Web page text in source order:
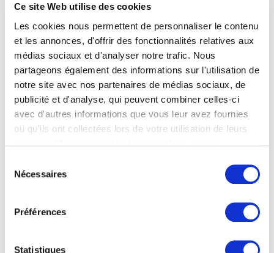
Ce site Web utilise des cookies
Les cookies nous permettent de personnaliser le contenu
et les annonces, d'offrir des fonctionnalités relatives aux
médias sociaux et d'analyser notre trafic. Nous
partageons également des informations sur l'utilisation de
notre site avec nos partenaires de médias sociaux, de
publicité et d'analyse, qui peuvent combiner celles-ci
avec d'autres informations que vous leur avez fournies
ou qu'ils ont collectées lors de votre utilisation de leurs
Nécessaires
Préférences
Statistiques
workflow d’automatisation.
Pourquoi participer ?
Gagnez du temps : Libérez-vous de tâches
répétitives et fastidieuses.
besoin de compétences techniques avancées.
Optimisez votre quotidien : Gérez vos emails
plus efficacement tout en gardant le contrôle.
Ne manquez pas cette opportunité de